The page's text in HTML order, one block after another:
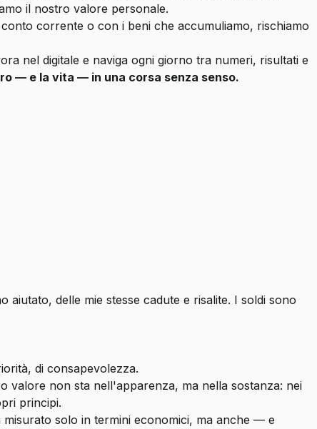
il nostro valore personale.
corrente o con i beni che accumuliamo, rischiamo
nel digitale e naviga ogni giorno tra numeri, risultati e
— e la vita — in una corsa senza senso.
delle mie stesse cadute e risalite. I soldi sono
di consapevolezza.
valore non sta nell'apparenza, ma nella sostanza: nei
principi.
solo in termini economici, ma anche — e